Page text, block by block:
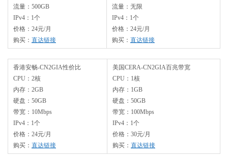
流量：500GB
IPv4：1个
价格：24元/月
购买： 直达链接
流量：无限
IPv4：1个
价格：24元/月
购买： 直达链接
香港安畅-CN2GIA性价比
CPU：2核
内存：2GB
硬盘：50GB
带宽：10Mbps
IPv4：1个
价格：24元/月
购买： 直达链接
美国CERA-CN2GIA百兆带宽
CPU：1核
内存：1GB
硬盘：50GB
带宽：100Mbps
IPv4：1个
价格：30元/月
购买： 直达链接